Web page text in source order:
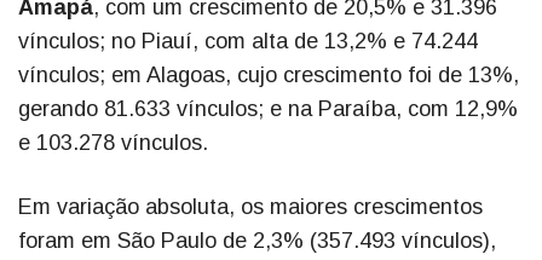
Amapá, com um crescimento de 20,5% e 31.396
vínculos; no Piauí, com alta de 13,2% e 74.244
vínculos; em Alagoas, cujo crescimento foi de 13%,
gerando 81.633 vínculos; e na Paraíba, com 12,9%
e 103.278 vínculos.
Em variação absoluta, os maiores crescimentos
foram em São Paulo de 2,3% (357.493 vínculos),